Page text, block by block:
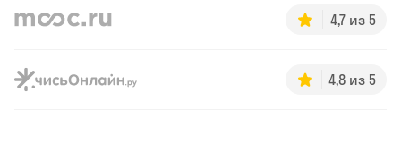
4,7 из 5
4,8 из 5